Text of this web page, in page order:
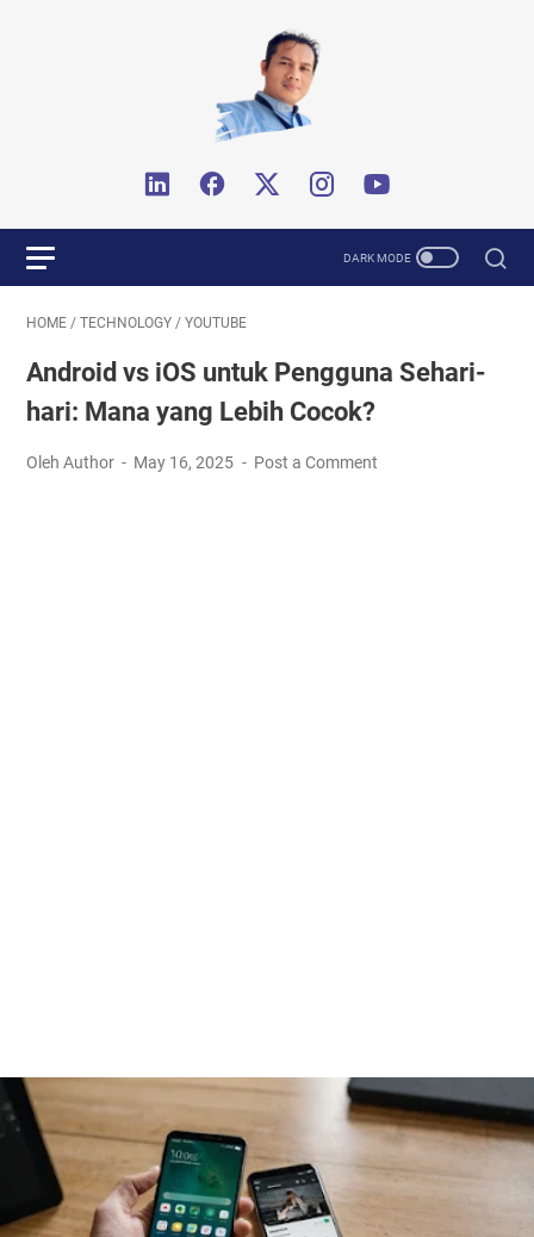
HOME / TECHNOLOGY / YOUTUBE
Android vs iOS untuk Pengguna Sehari-
hari: Mana yang Lebih Cocok?
Oleh Author May 16, 2025 Post a Comment